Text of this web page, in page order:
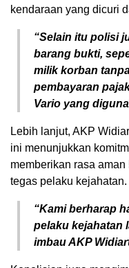
kendaraan yang dicuri
“Selain itu polisi
barang bukti,
milik korban
pembayaran
Vario yang
Lebih lanjut, AKP
ini menunjukkan
memberikan rasa
tegas pelaku kejahatan.
“Kami berharap
pelaku kejahatan
imbau AKP